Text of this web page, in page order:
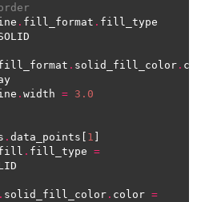
. fill_format .
. solid_fill_color .
. width = 3.0
. data_points[ 1
. fill_type =
. solid_fill_color . color =